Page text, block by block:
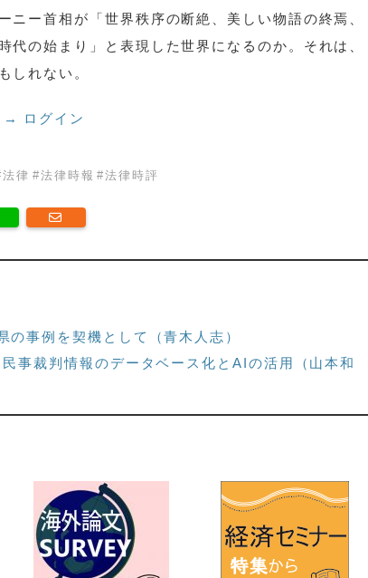
ー首相が「世界秩序の断絶、美しい物語の終焉、
の始まり」と表現した世界になるのか。それは、
しれない。
→ ログイン
法律 #法律時報 #法律時評
事例を契機として（青木人志）
事裁判情報のデータベース化とAIの活用（山本和